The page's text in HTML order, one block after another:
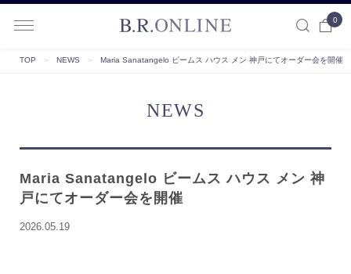
0
TOP ＞ NEWS ＞ Maria Sanatangelo ビームス ハウス メン 神戸にてオーダー会を開催
NEWS
Maria Sanatangelo ビームス ハウス メン 神
戸にてオーダー会を開催
2026.05.19